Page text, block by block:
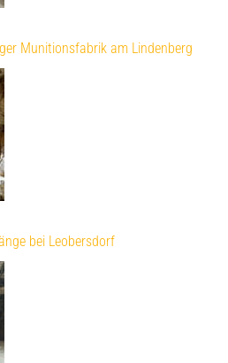
Munitionsfabrik am Lindenberg
bei Leobersdorf